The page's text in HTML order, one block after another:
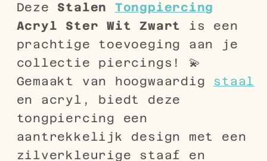
Deze Stalen Tongpiercing
Acryl Ster Wit Zwart is een
prachtige toevoeging aan je
collectie piercings! 💫
Gemaakt van hoogwaardig staal
en acryl, biedt deze
tongpiercing een
aantrekkelijk design met een
zilverkleurige staaf en